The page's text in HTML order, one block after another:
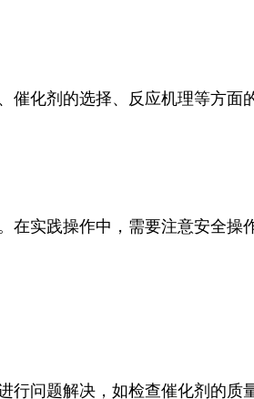
化剂的选择、反应机理等方面
在实践操作中，需要注意安全操
问题解决，如检查催化剂的质